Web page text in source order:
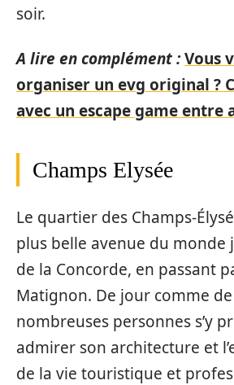
soir.
A lire en complément :Vous
organiser un evg original ?
avec un escape game entre
Champs Elysée
Le quartier des Champs-
plus belle avenue du monde
de la Concorde, en passant
Matignon. De jour comme
nombreuses personnes s’y
admirer son architecture et
de la vie touristique et